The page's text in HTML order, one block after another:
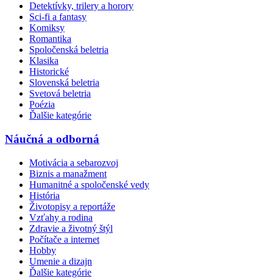
Detektívky, trilery a horory
Sci-fi a fantasy
Komiksy
Romantika
Spoločenská beletria
Klasika
Historické
Slovenská beletria
Svetová beletria
Poézia
Ďalšie kategórie
Náučná a odborná
Motivácia a sebarozvoj
Biznis a manažment
Humanitné a spoločenské vedy
História
Životopisy a reportáže
Vzťahy a rodina
Zdravie a životný štýl
Počítače a internet
Hobby
Umenie a dizajn
Ďalšie kategórie